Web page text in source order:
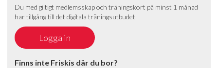
Du med giltigt medlemsskap och träningskort på minst 1 månad
har tillgång till det digitala träningsutbudet
Finns inte Friskis där du bor?